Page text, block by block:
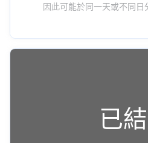
因此可能於同一天或不同日
已